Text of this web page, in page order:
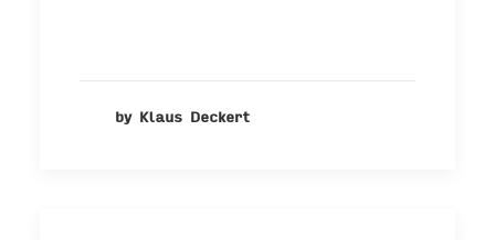
by Klaus Deckert